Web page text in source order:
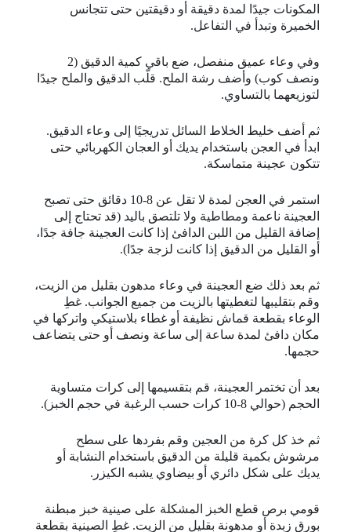
المكونات جيدًا لمدة دقيقة أو دقيقتين حتى تتجانس
الخميرة وتبدأ في التفاعل.
وفي وعاء عميق منفصل، ضع باقي كمية الدقيق (2
ونصف كوب) وأضف رشة الملح. قلّب الدقيق والملح جيدًا
لتوزيعهما بالتساوي.
ثم أضف خليط الخلاط السائل تدريجيًا إلى وعاء الدقيق.
ابدأ في العجن باستخدام يديك أو العجان الكهربائي حتى
تتكون عجينة متماسكة.
استمر في العجن لمدة لا تقل عن 8-10 دقائق حتى تصبح
العجينة ناعمة ومطاطية ولا تلتصق باليد (قد تحتاج إلى
إضافة القليل من اللبن الدافئ إذا كانت العجينة جافة جدًا،
أو القليل من الدقيق إذا كانت لزجة جدًا).
ثم بعد ذلك ضع العجينة في وعاء مدهون بقليل من الزيت،
وقم بتقليبها لتغطيتها بالزيت من جميع الجوانب. غطِ
الوعاء بقطعة قماش نظيفة أو غطاء بلاستيكي واتركها في
مكان دافئ لمدة ساعة إلى ساعة ونصف أو حتى يتضاعف
حجمها.
بعد أن تختمر العجينة، قم بتقسيمها إلى كرات متساوية
الحجم (حوالي 8-10 كرات حسب الرغبة في حجم الخبز).
ثم خذ كل كرة من العجين وقم بفردها على سطح
مرشوش بكمية قليلة من الدقيق باستخدام النشابة أو
يديك على شكل دائري أو بيضاوي يشبه الكيزر.
قومي برص قطع الخبز المشكلة على صينية خبز مبطنة
بورق زبدة أو مدهونة بقليل من الزيت. غطِ الصينية بقطعة